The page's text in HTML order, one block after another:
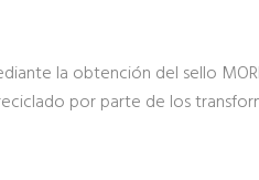
la obtención del sello
por parte de los